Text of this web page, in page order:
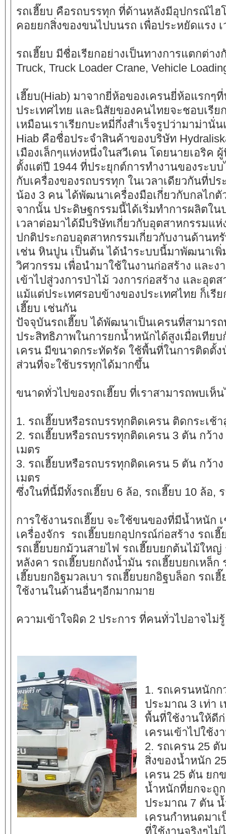
รถเฮี๊ยบ คือรถบรรทุก ที่ด้านหลังมีอุปกรณ์ไฮ
คอยยกสิ่งของขนไปบนรถ เพื่อประหยัดแรง
รถเฮี๊ยบ มีชื่อเรียกอย่างเป็นทางการแตกต่า
Truck, Truck Loader Crane, Vehicle
เฮี๊ยบ(Hiab) มาจากยี่ห้อของเครนยี่ห้อแรกๆ
ประเทศไทย และนิสัยของคนไทยจะชอบเรี
เหมือนเราเรียกบะหมี่กึ่งสำเร็จรูปว่ามาม่านั่น
Hiab คือชื่อประจำสินค้าของบริษัท
เมืองเล็กๆแห่งหนึ่งในสวีเดน โดยนายเอริค
ตั้งแต่ปี 1944 ที่ประยุกต์การทำงานของระบ
กับเครื่องของรถบรรทุก ในเวลาเดียวกันที่ป
น้อง 3 คน ได้พัฒนาเครื่องมือเกี่ยวกับกลไก
จากนั้น ประดิษฐกรรมนี้ได้เริ่มทำการผลิตใ
เวลาต่อมาได้มีบริษัทเกี่ยวกับอุตสาหกรรมแ
ปกติประกอบอุตสาหกรรมเกี่ยวกับงานด้านท
เช่น หินปูน เป็นต้น ได้นำระบบนี้มาพัฒนาเพิ่
วิศวกรรม เพื่อนำมาใช้ในงานก่อสร้าง และ
เข้าไปสู่วงการป่าไม้ วงการก่อสร้าง และอุต
แม้แต่ประเทศรอบข้างของประเทศไทย ก็เรี
เฮี๊ยบ เช่นกัน
ปัจจุบันรถเฮี๊ยบ ได้พัฒนาเป็นเครนที่สามารถ
ประสิทธิภาพในการยกน้ำหนักได้สูงเมื่อเทีย
เครน มีขนาดกระทัดรัด ใช้พื้นที่ในการติดตั้ง
ส่วนที่จะใช้บรรทุกได้มากขึ้น
ขนาดทั่วไปของรถเฮี๊ยบ ที่เราสามารถพบเห็
1. รถเฮี๊ยบหรือรถบรรทุกติดเครน ติดกระเช้า
2. รถเฮี๊ยบหรือรถบรรทุกติดเครน 3 ตัน กว้าง
เมตร
3. รถเฮี๊ยบหรือรถบรรทุกติดเครน 5 ตัน กว้าง
เมตร
ซึ่งในที่นี้มีทั้งรถเฮี๊ยบ 6 ล้อ, รถเฮี๊ยบ 10 ล้อ,
การใช้งานรถเฮี๊ยบ จะใช้ขนของที่มีน้ำหนัก
เครื่องจักร รถเฮี๊ยบยกอุปกรณ์ก่อสร้าง รถเฮี๊
รถเฮี๊ยบยกม้วนสายไฟ รถเฮี๊ยบยกต้นไม้ใหญ่
หลังคา รถเฮี๊ยบยกถังน้ำมัน รถเฮี๊ยบยกเหล็ก
เฮี๊ยบยกอิฐมวลเบา รถเฮี๊ยบยกอิฐบล็อก รถเฮี๊
ใช้งานในด้านอื่นๆอีกมากมาย
ความเข้าใจผิด 2 ประการ ที่คนทั่วไปอาจไม่รู้
1. รถเครนหนัก
ประมาณ 3 เท่า
พื้นที่ใช้งานให้ดี
เครนเข้าไปใช้
2. รถเครน 25 ตั
สิ่งของน้ำหนัก
เครน 25 ตัน ยก
น้ำหนักที่ยกจะถู
ประมาณ 7 ตัน
เครนกำหนดมา
ที่ใช้งานจริงๆไม่